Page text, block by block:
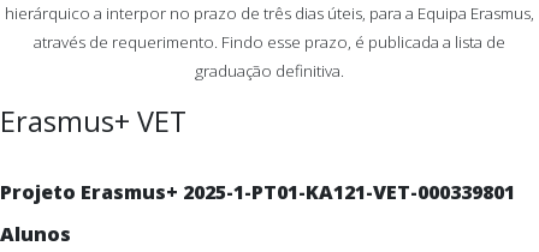
hierárquico a interpor no prazo de três dias úteis, para a Equipa Erasmus,
através de requerimento. Findo esse prazo, é publicada a lista de
graduação definitiva.
Erasmus+ VET
Projeto Erasmus+ 2025-1-PT01-KA121-VET-000339801
Alunos